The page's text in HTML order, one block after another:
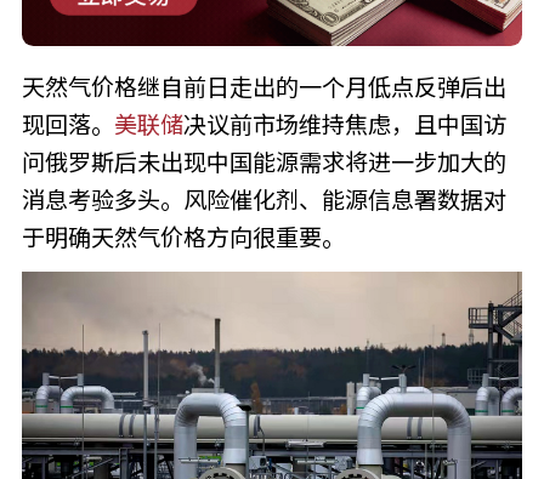
天然气价格继自前日走出的一个月低点反弹后出
现回落。 美联储决议前市场维持焦虑，且中国访
问俄罗斯后未出现中国能源需求将进一步加大的
消息考验多头。风险催化剂、能源信息署数据对
于明确天然气价格方向很重要。